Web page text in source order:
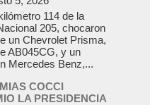
114 de la
205, chocaron
un Chevrolet Prisma,
AB045CG, y un
Mercedes Benz,...
COCCI
LA PRESIDENCIA